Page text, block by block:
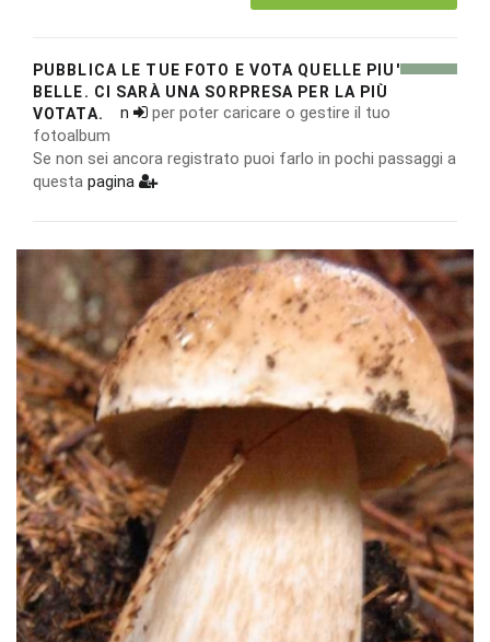
PUBBLICA LE TUE FOTO E VOTA QUELLE PIU'
BELLE. CI SARÀ UNA SORPRESA PER LA PIÙ
VOTATA.
Esegui illogin
per poter caricare o gestire il tuo
fotoalbum
Se non sei ancora registrato puoi farlo in pochi passaggi a
questa pagina